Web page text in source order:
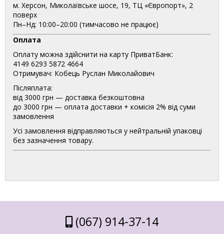
м. Херсон, Миколаївське шосе, 19, ТЦ «Європорт», 2
поверх
Пн–Нд: 10:00–20:00 (тимчасово не працює)
Оплата
Оплату можна здійснити на карту ПриватБанк:
4149 6293 5872 4664
Отримувач: Кобець Руслан Миколайович
Післяплата:
від 3000 грн — доставка безкоштовна
до 3000 грн — оплата доставки + комісія 2% від суми
замовлення
Усі замовлення відправляються у нейтральній упаковці
без зазначення товару.
(067) 914-37-14